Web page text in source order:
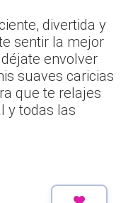
divertida y
sentir la mejor
envolver
suaves caricias
que te relajes
y todas las